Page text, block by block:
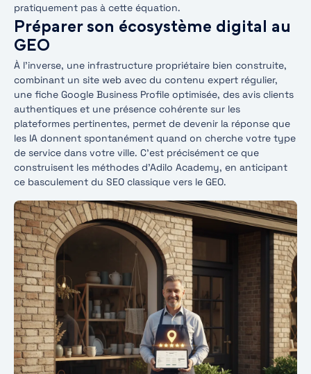
pratiquement pas à cette équation.
Préparer son écosystème digital au
GEO
À l’inverse, une infrastructure propriétaire bien construite,
combinant un site web avec du contenu expert régulier,
une fiche Google Business Profile optimisée, des avis clients
authentiques et une présence cohérente sur les
plateformes pertinentes, permet de devenir la réponse que
les IA donnent spontanément quand on cherche votre type
de service dans votre ville. C’est précisément ce que
construisent les méthodes d’Adilo Academy, en anticipant
ce basculement du SEO classique vers le GEO.